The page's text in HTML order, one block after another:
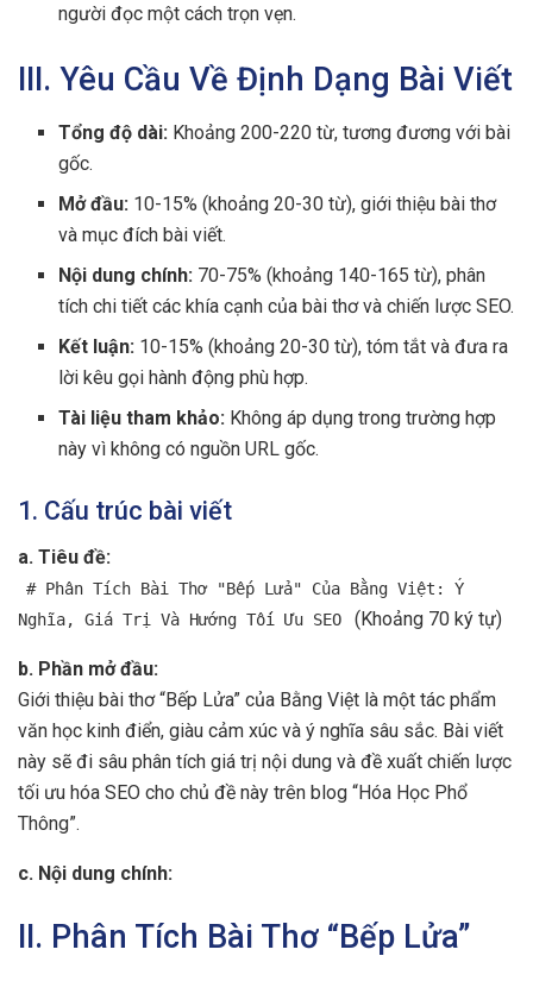
người đọc một cách trọn vẹn.
III. Yêu Cầu Về Định Dạng Bài Viết
Tổng độ dài: Khoảng 200-220 từ, tương đương với bài
gốc.
Mở đầu: 10-15% (khoảng 20-30 từ), giới thiệu bài thơ
và mục đích bài viết.
Nội dung chính: 70-75% (khoảng 140-165 từ), phân
tích chi tiết các khía cạnh của bài thơ và chiến lược SEO.
Kết luận: 10-15% (khoảng 20-30 từ), tóm tắt và đưa ra
lời kêu gọi hành động phù hợp.
Tài liệu tham khảo: Không áp dụng trong trường hợp
này vì không có nguồn URL gốc.
1. Cấu trúc bài viết
a. Tiêu đề:
# Phân Tích Bài Thơ "Bếp Lửa" Của Bằng Việt: Ý
Nghĩa, Giá Trị Và Hướng Tối Ưu SEO
(Khoảng 70 ký tự)
b. Phần mở đầu:
Giới thiệu bài thơ “Bếp Lửa” của Bằng Việt là một tác phẩm
văn học kinh điển, giàu cảm xúc và ý nghĩa sâu sắc. Bài viết
này sẽ đi sâu phân tích giá trị nội dung và đề xuất chiến lược
tối ưu hóa SEO cho chủ đề này trên blog “Hóa Học Phổ
Thông”.
c. Nội dung chính:
II. Phân Tích Bài Thơ “Bếp Lửa”